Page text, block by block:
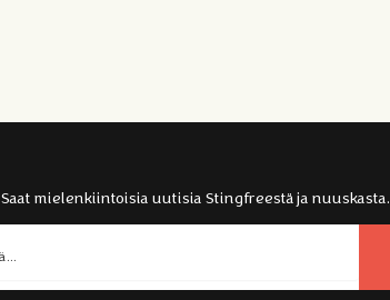
Saat mielenkiintoisia uutisia Stingfreestä ja nuuskasta.